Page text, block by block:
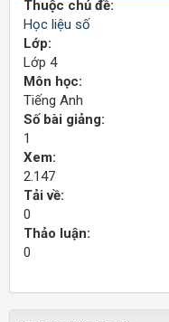
Thuộc chủ đề:
Học liệu số
Lớp:
Lớp 4
Môn học:
Tiếng Anh
Số bài giảng:
1
Xem:
2.147
Tải về:
0
Thảo luận:
0